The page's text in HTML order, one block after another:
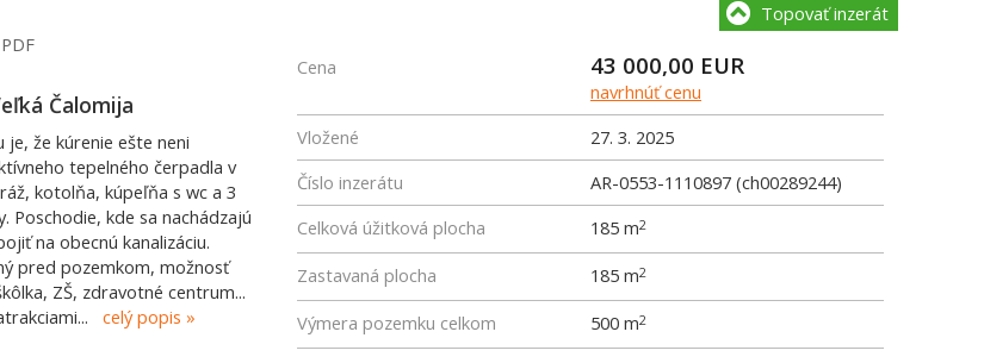
Čalomija
že kúrenie ešte neni
tepelného čerpadla v
kotolňa, kúpeľňa s wc a 3
Poschodie, kde sa nachádzajú
na obecnú kanalizáciu.
pred pozemkom, možnosť
ZŠ, zdravotné centrum...
... celý popis
Topovať inzerát
Cena 43 000,00 EUR
navrhnúť cenu
Vložené
27. 3. 2025
Číslo inzerátu
AR-0553-1110897 (ch00289244)
Celková úžitková plocha
185 m2
Zastavaná plocha 185 m2
Výmera pozemku celkom 500 m2